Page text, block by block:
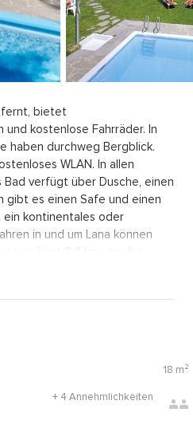
bietet
kostenlose Fahrräder. In
haben durchweg Bergblick.
WLAN. In allen
Bad verfügt über Dusche, einen
gibt es einen Safe und einen
ein kontinentales oder
in und um Lana können
liegt 8,4 km von der
der Unterkunft Pension
18 m²
+ 4 Annehmlichkeiten